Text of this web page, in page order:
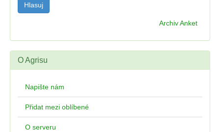
Archiv Anket
O Agrisu
Napište nám
Přidat mezi oblíbené
O serveru